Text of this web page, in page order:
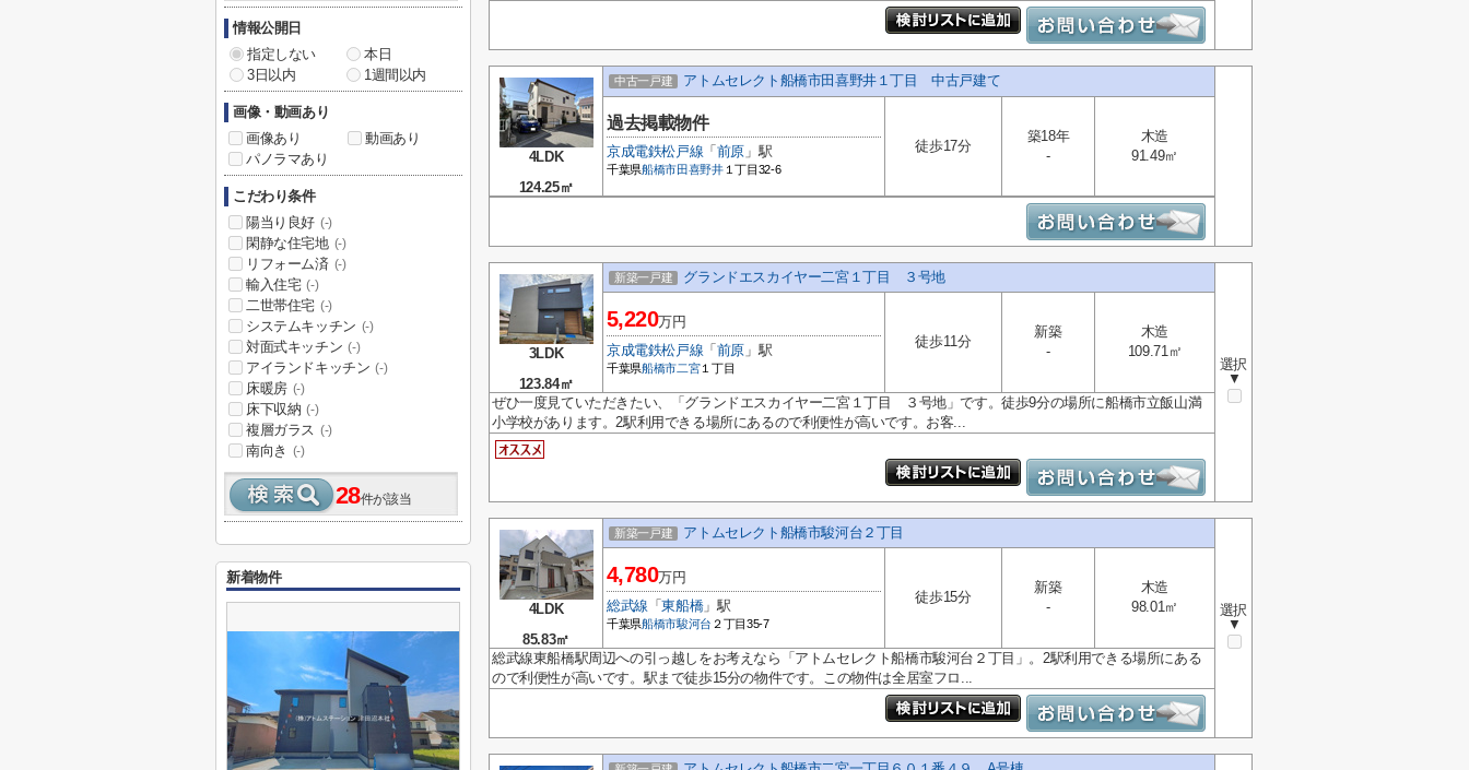
4LDK
124.25㎡
中古一戸建 アトムセレクト船橋市田喜野井１丁目 中古戸建て
過去掲載物件
京成電鉄松戸線 「 前原 」駅
千葉県船橋市田喜野井１丁目32-6
徒歩17分
築18年
-
木造
91.49㎡
3LDK
123.84㎡
新築一戸建 グランドエスカイヤー二宮１丁目 ３号地
選択
▼
5,220万円
京成電鉄松戸線 「 前原 」駅
千葉県船橋市二宮１丁目
徒歩11分
新築
-
木造
109.71㎡
ぜひ一度見ていただきたい、「グランドエスカイヤー二宮１丁目 ３号地」です。徒歩9分の場所に船橋市立飯山満
小学校があります。2駅利用できる場所にあるので利便性が高いです。お客...
4LDK
85.83㎡
新築一戸建 アトムセレクト船橋市駿河台２丁目
選択
▼
4,780万円
総武線 「東船橋」駅
千葉県船橋市駿河台 ２丁目35-7
徒歩15分
新築
-
木造
98.01㎡
総武線東船橋駅周辺への引っ越しをお考えなら「アトムセレクト船橋市駿河台２丁目」。2駅利用できる場所にある
ので利便性が高いです。駅まで徒歩15分の物件です。この物件は全居室フロ...
情報公開日
指定しない
本日
3日以内
1週間以内
画像・動画あり
画像あり
動画あり
パノラマあり
こだわり条件
陽当り良好 (-)
閑静な住宅地 (-)
リフォーム済 (-)
輸入住宅 (-)
二世帯住宅 (-)
システムキッチン (-)
対面式キッチン (-)
アイランドキッチン (-)
床暖房 (-)
床下収納 (-)
複層ガラス (-)
南向き (-)
28件が該当
新着物件